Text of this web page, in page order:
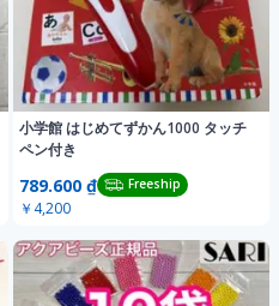
小学館 はじめてずかん1000 タッチ
ペン付き
789.600 ₫ Freeship
￥4,200